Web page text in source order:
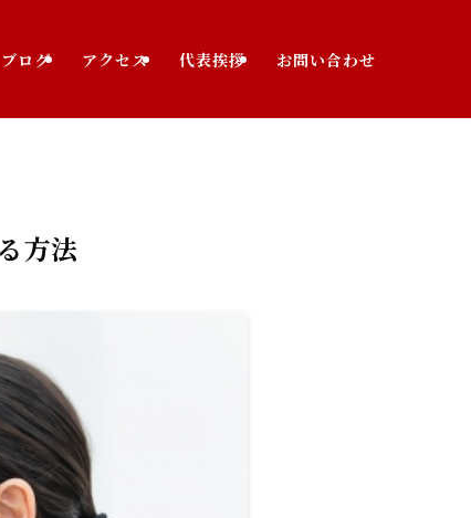
ブログ アクセス 代表挨拶 お問い合わせ
方法